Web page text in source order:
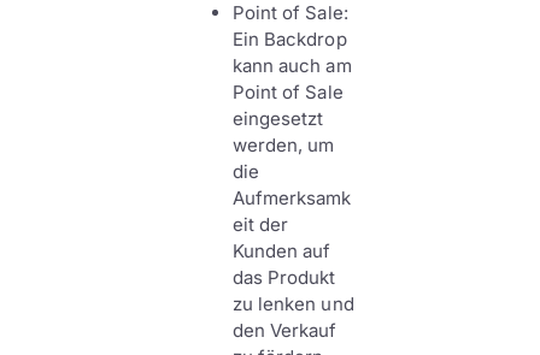
Point of Sale:
Ein Backdrop
kann auch am
Point of Sale
eingesetzt
werden, um
die
Aufmerksamk
eit der
Kunden auf
das Produkt
zu lenken und
den Verkauf